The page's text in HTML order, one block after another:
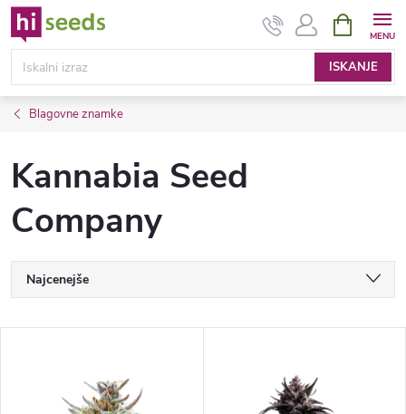
Preskoči
na
vsebino
ISKANJE
VOZIČEK
Blagovne znamke
Kannabia Seed
Company
R
a
Najcenejše
Po abecedi